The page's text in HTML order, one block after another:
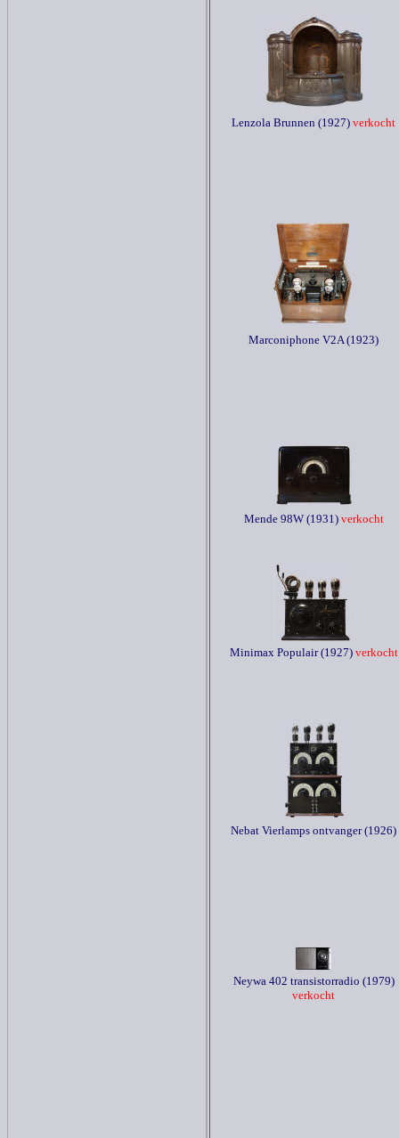
Lenzola Brunnen (1927) verkocht
Marconiphone V2A (1923)
Mende 98W (1931)verkocht
Minimax Populair (1927)verkocht
Nebat Vierlamps ontvanger (1926)
Neywa 402 transistorradio (1979)
verkocht